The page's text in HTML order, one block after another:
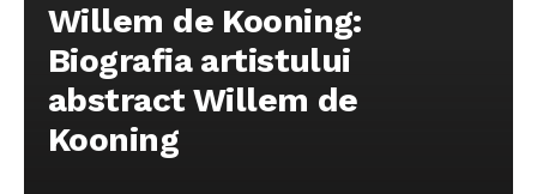
Willem de Kooning:
Biografia artistului
abstract Willem de
Kooning